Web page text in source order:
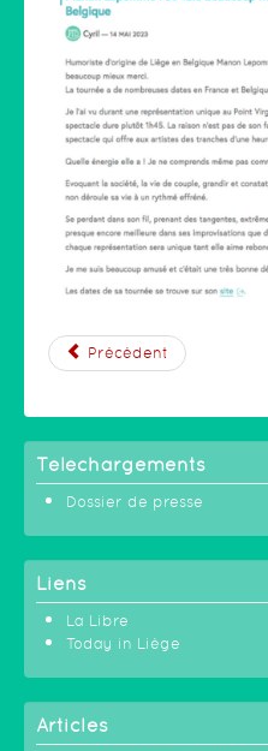
Précédent
Téléchargements
Dossier de presse
Liens
La Libre
Today in Liège
Articles